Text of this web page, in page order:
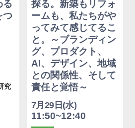
る
つ
究
探る。新築もリフォ
ームも、私たちがや
ってみて感じてるこ
と。～ブランディン
グ、プロダクト、
AI、デザイン、地域
との関係性、そして
責任と覚悟～
7月29日(水)
11:50~12:40